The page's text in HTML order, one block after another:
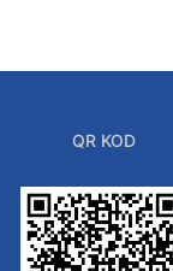
QR KOD